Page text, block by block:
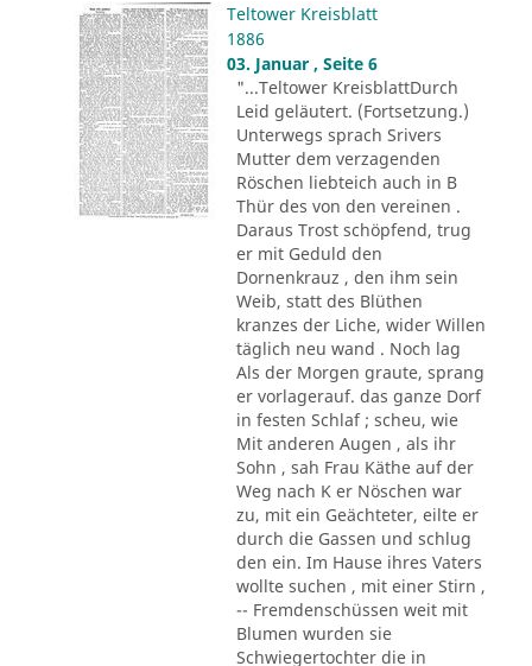
Teltower Kreisblatt
1886
03. Januar , Seite 6
"...Teltower KreisblattDurch
Leid geläutert. (Fortsetzung.)
Unterwegs sprach Srivers
Mutter dem verzagenden
Röschen liebteich auch in B
Thür des von den vereinen .
Daraus Trost schöpfend, trug
er mit Geduld den
Dornenkrauz , den ihm sein
Weib, statt des Blüthen
kranzes der Liche, wider Willen
täglich neu wand . Noch lag
Als der Morgen graute, sprang
er vorlagerauf. das ganze Dorf
in festen Schlaf ; scheu, wie
Mit anderen Augen , als ihr
Sohn , sah Frau Käthe auf der
Weg nach K er Nöschen war
zu, mit ein Geächteter, eilte er
durch die Gassen und schlug
den ein. Im Hause ihres Vaters
wollte suchen , mit einer Stirn ,
-- Fremdenschüssen weit mit
Blumen wurden sie
Schwiegertochter die in